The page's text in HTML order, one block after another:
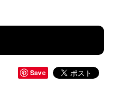
Save